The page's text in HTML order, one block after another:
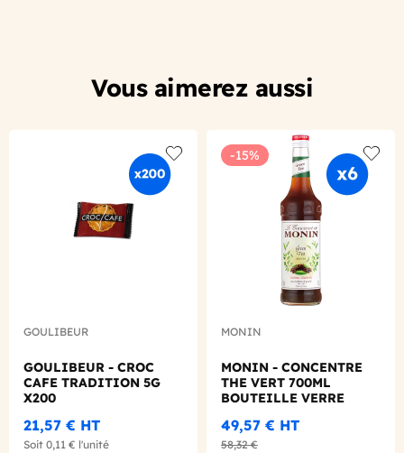
Vous aimerez aussi
Add to wishlist
GOULIBEUR
GOULIBEUR - CROC
CAFE TRADITION 5G
X200
21,57 € HT
Soit 0,11 € l'unité
-15%
Add
MONIN
MONIN - CONCENTRE
THE VERT 700ML
BOUTEILLE VERRE
49,57 € HT
58,32 €